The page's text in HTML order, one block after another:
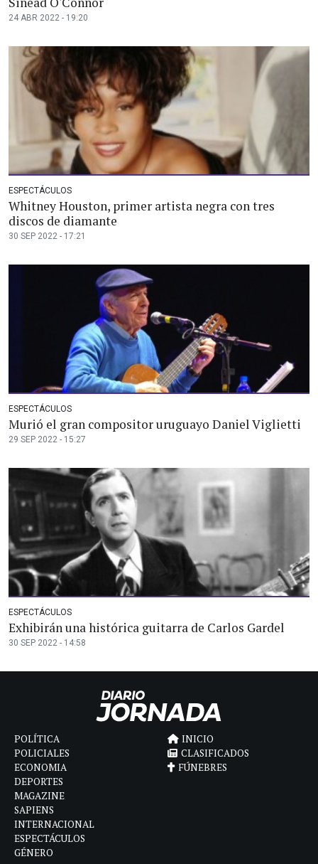
24 ABR 2022 - 19:20
ESPECTÁCULOS
Whitney Houston, primer artista negra con tres
discos de diamante
30 SEP 2022 - 17:21
ESPECTÁCULOS
Murió el gran compositor uruguayo Daniel Viglietti
29 SEP 2022 - 15:27
ESPECTÁCULOS
Exhibirán una histórica guitarra de Carlos Gardel
30 SEP 2022 - 14:58
POLÍTICA
POLICIALES
ECONOMIA
DEPORTES
MAGAZINE
SAPIENS
INTERNACIONAL
ESPECTÁCULOS
GÉNERO
INICIO
CLASIFICADOS
FÚNEBRES